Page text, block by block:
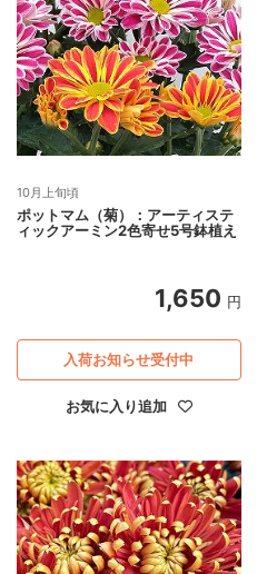
10月上旬頃
ポットマム（菊）：アーティステ
ィックアーミン2色寄せ5号鉢植え
1,650 円
お気に入り追加
入荷お知らせ受付中